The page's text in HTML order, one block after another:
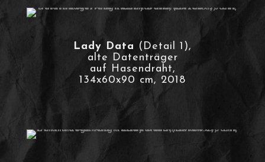
Lady Data (Detail 1),
alte Datenträger
auf Hasendraht,
134x60x90 cm, 2018